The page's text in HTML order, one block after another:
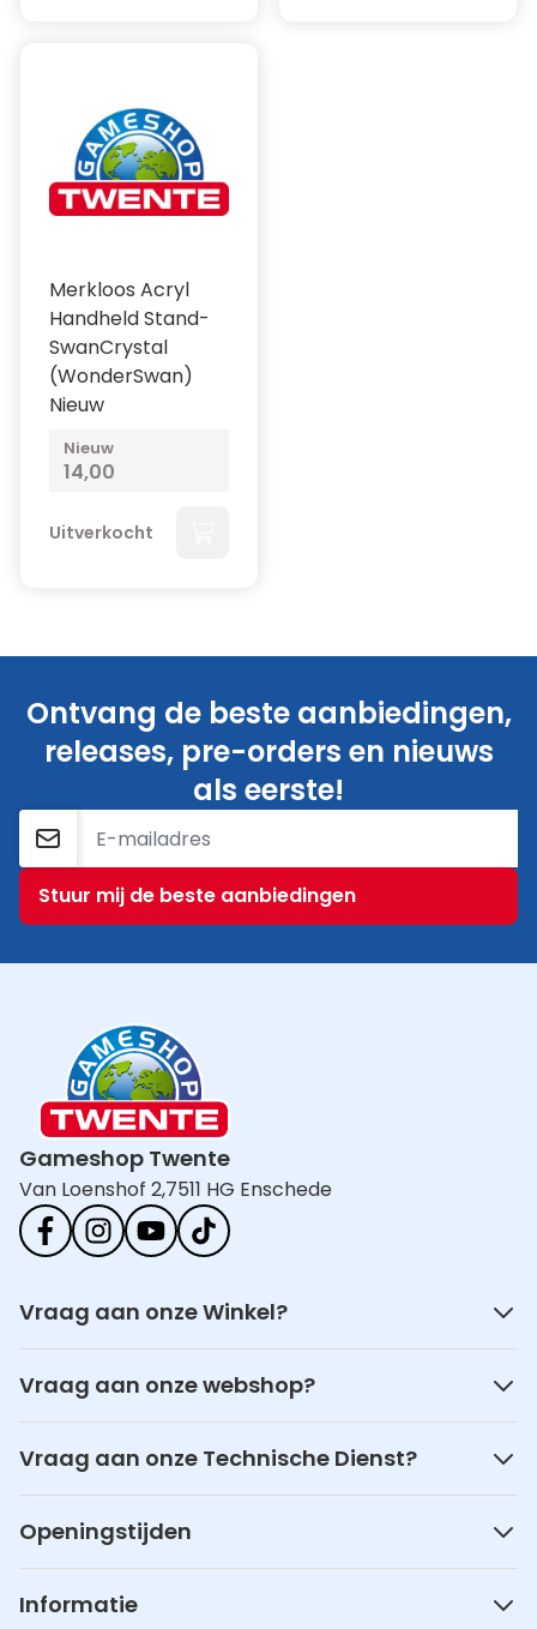
Merkloos Acryl
Handheld Stand-
SwanCrystal
(WonderSwan)
Nieuw
Nieuw
14,00
Uitverkocht
Ontvang de beste aanbiedingen,
releases, pre-orders en nieuws
als eerste!
E-mailadres
Stuur mij de beste aanbiedingen
Gameshop Twente
Van Loenshof 2,7511 HG Enschede
Vraag aan onze Winkel?
Vraag aan onze webshop?
Vraag aan onze Technische Dienst?
Openingstijden
Informatie